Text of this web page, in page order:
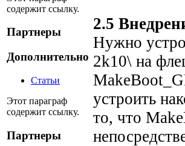
содержит ссылку.
Партнеры
Дополнительно
Статьи
Этот параграф
содержит ссылку.
Партнеры
2.5
Нужно
2k10\ на
устроить
то, что